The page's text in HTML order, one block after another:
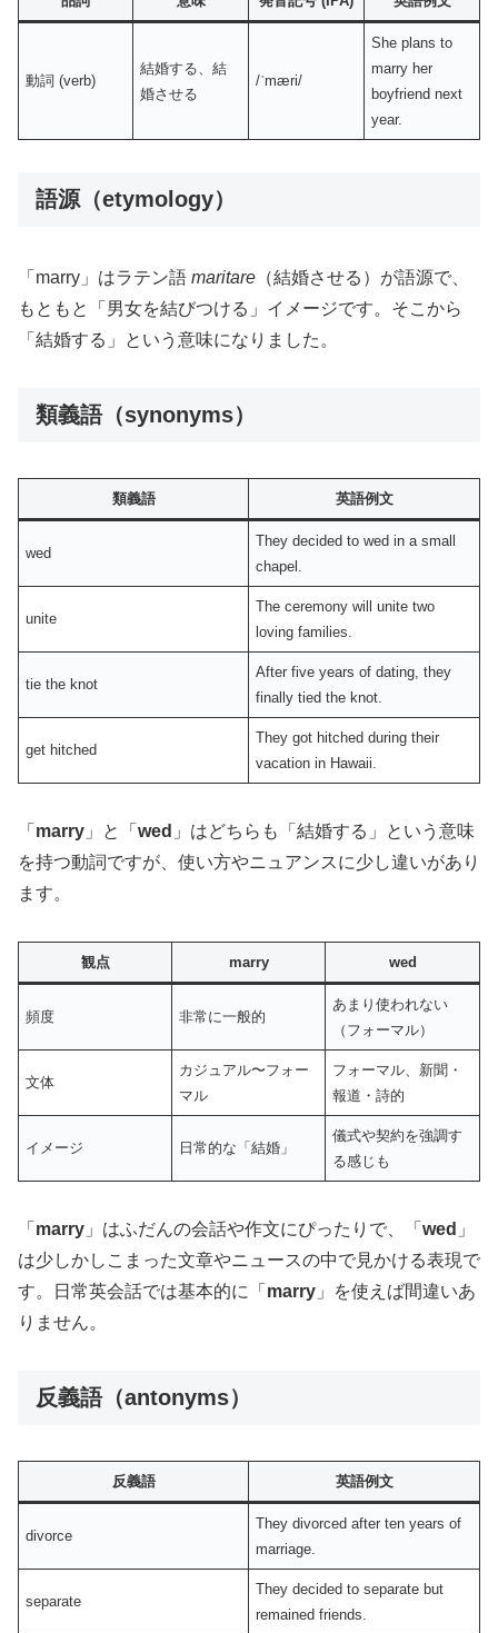
動詞 (verb)
結婚する、結
婚させる
/ˈmæri/
She plans to
marry her
boyfriend next
year.
語源（etymology）
「marry」はラテン語 maritare （結婚させる）が語源で、
もともと「男女を結びつける」イメージです。そこから
「結婚する」という意味になりました。
類義語（synonyms）
類義語 英語例文
wed
They decided to wed in a small
chapel.
unite
The ceremony will unite two
loving families.
tie the knot
After five years of dating, they
finally tied the knot.
get hitched
They got hitched during their
vacation in Hawaii.
「 marry 」と「 wed 」はどちらも「結婚する」という意味
を持つ動詞ですが、使い方やニュアンスに少し違いがあり
ます。
観点 marry wed
頻度 非常に一般的
あまり使われない
（フォーマル）
文体
カジュアル〜フォー
マル
フォーマル、新聞・
報道・詩的
イメージ 日常的な「結婚」
儀式や契約を強調す
る感じも
「 marry 」はふだんの会話や作文にぴったりで、「 wed 」
は少しかしこまった文章やニュースの中で見かける表現で
す。日常英会話では基本的に「 marry 」を使えば間違いあ
りません。
反義語（antonyms）
反義語 英語例文
divorce
They divorced after ten years of
marriage.
separate
They decided to separate but
remained friends.